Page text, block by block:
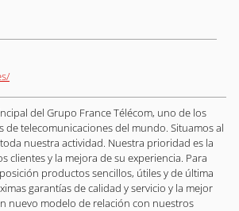
del Grupo France Télécom, uno de los
de telecomunicaciones del mundo. Situamos al
nuestra actividad. Nuestra prioridad es la
clientes y la mejora de su experiencia. Para
productos sencillos, útiles y de última
garantías de calidad y servicio y la mejor
nuevo modelo de relación con nuestros